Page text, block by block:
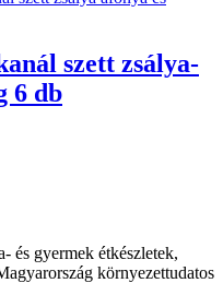
szett zsálya-
6 db
és gyermek étkészletek,
környezettudatos